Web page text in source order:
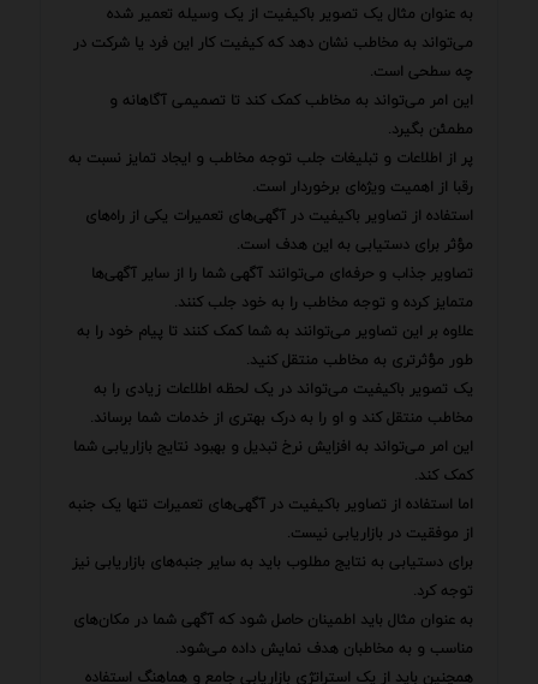
به عنوان مثال یک تصویر باکیفیت از یک وسیله تعمیر شده
می‌تواند به مخاطب نشان دهد که کیفیت کار این فرد یا شرکت در
چه سطحی است.
این امر می‌تواند به مخاطب کمک کند تا تصمیمی آگاهانه و
مطمئن بگیرد.
پر از اطلاعات و تبلیغات جلب توجه مخاطب و ایجاد تمایز نسبت به
رقبا از اهمیت ویژه‌ای برخوردار است.
استفاده از تصاویر باکیفیت در آگهی‌های تعمیرات یکی از راه‌های
مؤثر برای دستیابی به این هدف است.
تصاویر جذاب و حرفه‌ای می‌توانند آگهی شما را از سایر آگهی‌ها
متمایز کرده و توجه مخاطب را به خود جلب کنند.
علاوه بر این تصاویر می‌توانند به شما کمک کنند تا پیام خود را به
طور مؤثرتری به مخاطب منتقل کنید.
یک تصویر باکیفیت می‌تواند در یک لحظه اطلاعات زیادی را به
مخاطب منتقل کند و او را به درک بهتری از خدمات شما برساند.
این امر می‌تواند به افزایش نرخ تبدیل و بهبود نتایج بازاریابی شما
کمک کند.
اما استفاده از تصاویر باکیفیت در آگهی‌های تعمیرات تنها یک جنبه
از موفقیت در بازاریابی نیست.
برای دستیابی به نتایج مطلوب باید به سایر جنبه‌های بازاریابی نیز
توجه کرد.
به عنوان مثال باید اطمینان حاصل شود که آگهی شما در مکان‌های
مناسب و به مخاطبان هدف نمایش داده می‌شود.
همچنین باید از یک استراتژی بازاریابی جامع و هماهنگ استفاده